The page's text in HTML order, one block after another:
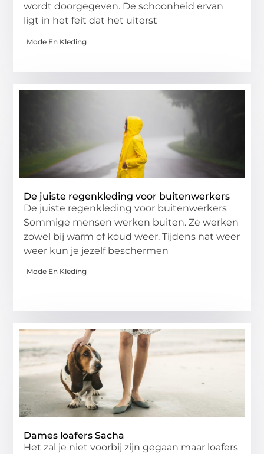
wordt doorgegeven. De schoonheid ervan
ligt in het feit dat het uiterst
Mode En Kleding
De juiste regenkleding voor buitenwerkers
De juiste regenkleding voor buitenwerkers
Sommige mensen werken buiten. Ze werken
zowel bij warm of koud weer. Tijdens nat weer
weer kun je jezelf beschermen
Mode En Kleding
Dames loafers Sacha
Het zal je niet voorbij zijn gegaan maar loafers